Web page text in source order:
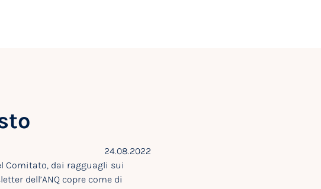
24.08.2022
Comitato, dai ragguagli sui
dell’ANQ copre come di